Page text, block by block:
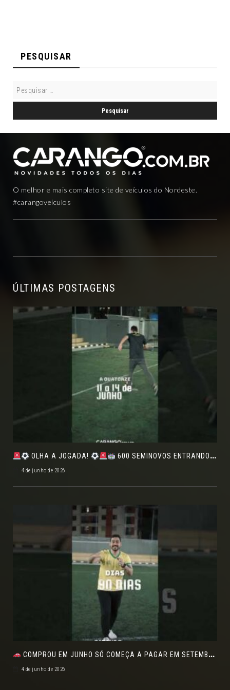
PESQUISAR
O melhor e mais completo site de veículos do Nordeste.
#carangoveículos
ÚLTIMAS POSTAGENS
OLHA A JOGADA! 600 SEMINOVOS ENTRANDO EM CAMPO NO FEIRÃO DE VERDADE!
4 de junho de 2026
COMPROU EM JUNHO SÓ COMEÇA A PAGAR EM SETEMBRO!NO FEIRÃO DE VERDADE EM ARACJU
4 de junho de 2026